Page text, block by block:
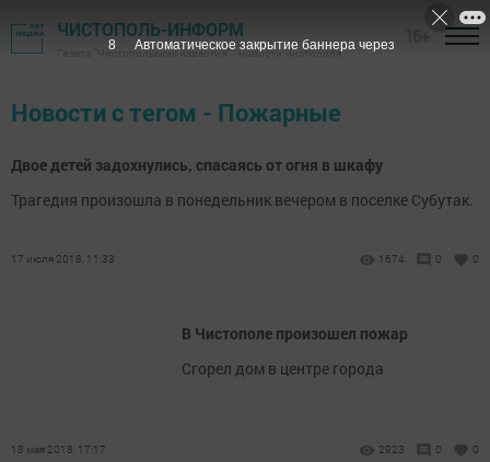
ЧИСТОПОЛЬ-ИНФОРМ
Газета "Чистопольские известия" - новости Чистополя
Новости с тегом - Пожарные
Двое детей задохнулись, спасаясь от огня в шкафу
Трагедия произошла в понедельник вечером в поселке Субутак.
17 июля 2018, 11:33 1674 0 0
В Чистополе произошел пожар
Сгорел дом в центре города
18 мая 2018, 17:17 2923 0 0
8 Автоматическое закрытие баннера через